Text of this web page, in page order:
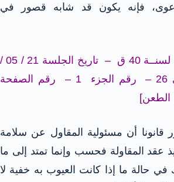
فإنه يكون قد شابه قصور في
[الطعن رقم 241 – لسنــة 40 ق – تاريخ الجلسة 21 / 05 /
1975 – مكتب فني 26 – رقم الجزء 1 – رقم الصفحة
أن مسئولية المقاول عن سلامة
عقد المقاولة فحسب وإنما تمتد إلى ما
في حالة ما إذا كانت العيوب به خفية لا